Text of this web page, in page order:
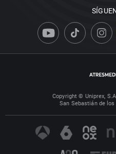
Copyright © Uniprex,
San Sebastián de